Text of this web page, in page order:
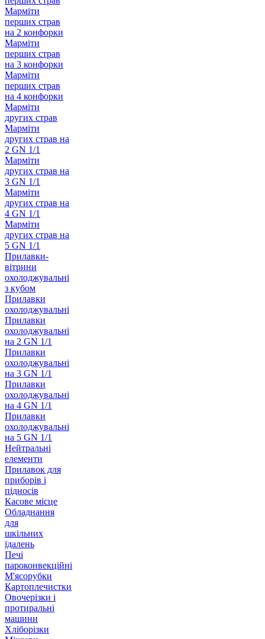
Марміти
перших страв
на 2 конфорки
Марміти
перших страв
на 3 конфорки
Марміти
перших страв
на 4 конфорки
Марміти
других страв
Марміти
других страв на
2 GN 1/1
Марміти
других страв на
3 GN 1/1
Марміти
других страв на
4 GN 1/1
Марміти
других страв на
5 GN 1/1
Прилавки-
вітрини
охолоджувальні
з кубом
Прилавки
охолоджувальні
Прилавки
охолоджувальні
на 2 GN 1/1
Прилавки
охолоджувальні
на 3 GN 1/1
Прилавки
охолоджувальні
на 4 GN 1/1
Прилавки
охолоджувальні
на 5 GN 1/1
Нейтральні
елементи
Прилавок для
приборів і
підносів
Касове місце
Обладнання
для
шкільних
їдалень
Печі
пароконвекційні
М'ясорубки
Картоплечистки
Овочерізки і
протиральні
машини
Хліборізки